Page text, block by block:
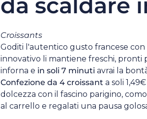
da scaldare
Croissants
Goditi l'autentico gusto francese con
innovativo li mantiene freschi, pronti
inforna e in soli 7 minuti avrai la
Confezione da 4 croissant a soli
dolcezza con il fascino parigino,
al carrello e regalati una pausa